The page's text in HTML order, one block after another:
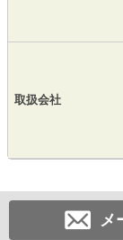
取扱会社
メ